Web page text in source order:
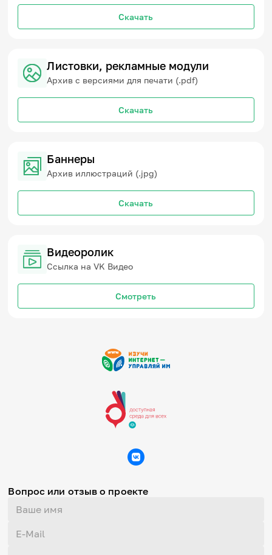
Скачать
Листовки, рекламные модули
Архив с версиями для печати (.pdf)
Скачать
Баннеры
Архив иллюстраций (.jpg)
Скачать
Видеоролик
Ссылка на VK Видео
Смотреть
Вопрос или отзыв о проекте